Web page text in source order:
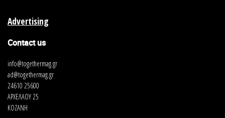
Advertising
Contact us
info@togethermag.gr
ad@togethermag.gr
24610 25600
ΑΡΧΕΛΑΟΥ 25
ΚΟΖΑΝΗ